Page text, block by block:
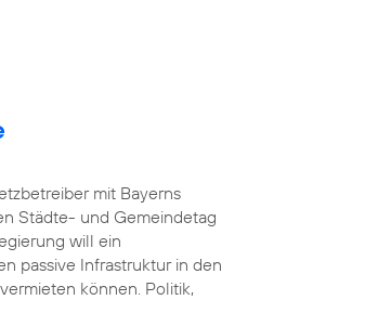
mit Bayerns
Städte- und Gemeindetag
will ein
passive Infrastruktur in den
können. Politik,